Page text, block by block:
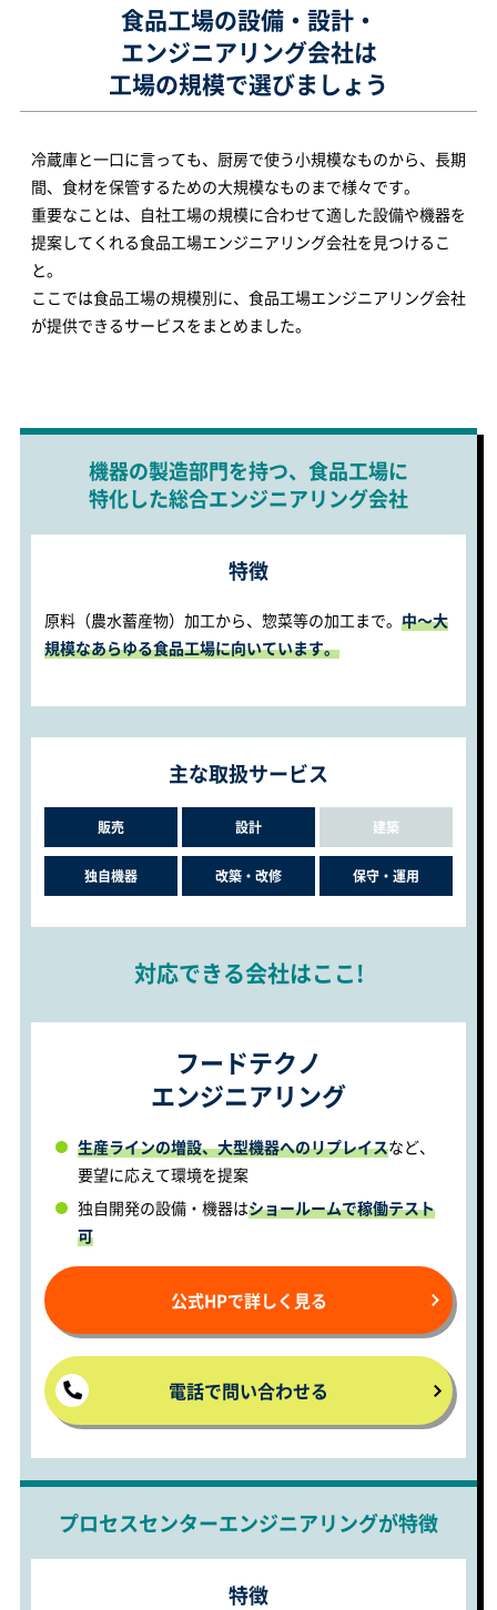
食品工場の設備・設計・
エンジニアリング会社は
工場の規模で選びましょう
冷蔵庫と一口に言っても、厨房で使う小規模なものから、長期
間、食材を保管するための大規模なものまで様々です。
重要なことは、自社工場の規模に合わせて適した設備や機器を
提案してくれる食品工場エンジニアリング会社を見つけるこ
と。
ここでは食品工場の規模別に、食品工場エンジニアリング会社
が提供できるサービスをまとめました。
機器の製造部門を持つ、食品工場に
特化した総合エンジニアリング会社
特徴
原料（農水蓄産物）加工から、惣菜等の加工まで。 中～大
規模なあらゆる食品工場に向いています。
主な取扱サービス
販売 設計 建築
独自機器 改築・改修 保守・運用
対応できる会社はここ!
フードテクノ
エンジニアリング
生産ラインの増設、大型機器へのリプレイスなど、
要望に応えて環境を提案
独自開発の設備・機器はショールームで稼働テスト
可
公式HPで詳しく見る
電話で問い合わせる
プロセスセンターエンジニアリングが特徴
特徴